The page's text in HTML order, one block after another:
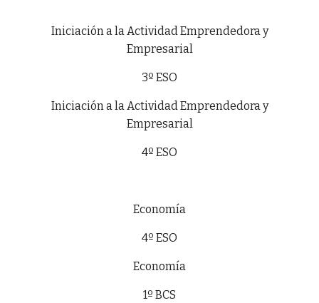
Iniciación a la Actividad Emprendedora y
Empresarial
3º ESO
Iniciación a la Actividad Emprendedora y
Empresarial
4º ESO
Economía
4º ESO
Economía
1º BCS